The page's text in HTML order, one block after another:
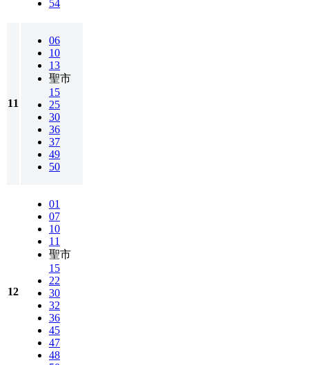
54
11
06
10
13
聖市
15
25
30
36
37
49
50
12
01
07
10
11
聖市
15
22
30
32
36
45
47
48